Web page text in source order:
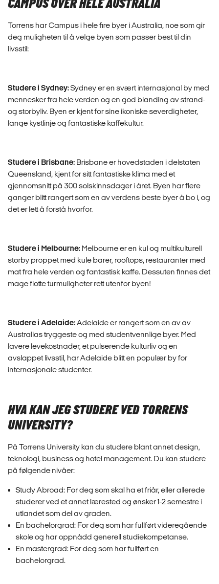
CAMPUS OVER HELE AUSTRALIA
Torrens har Campus i hele fire byer i Australia, noe som gir
deg muligheten til å velge byen som passer best til din
livsstil:
Studere i Sydney:Sydney er en svært internasjonal by med
mennesker fra hele verden og en god blanding av strand-
og storbyliv. Byen er kjent for sine ikoniske severdigheter,
lange kystlinje og fantastiske kaffekultur.
Studere i Brisbane: Brisbane er hovedstaden i delstaten
Queensland, kjent for sitt fantastiske klima med et
gjennomsnitt på 300 solskinnsdager i året. Byen har flere
ganger blitt rangert som en av verdens beste byer å bo i, og
det er lett å forstå hvorfor.
Studere i Melbourne: Melbourne er en kul og multikulturell
storby proppet med kule barer, rooftops, restauranter med
mat fra hele verden og fantastisk kaffe. Dessuten finnes det
mage flotte turmuligheter rett utenfor byen!
Studere i Adelaide:Adelaide er rangert som en av av
Australias tryggeste og med studentvennlige byer. Med
lavere levekostnader, et pulserende kulturliv og en
avslappet livsstil, har Adelaide blitt en populær by for
internasjonale studenter.
HVA KAN JEG STUDERE VED TORRENS
UNIVERSITY?
På Torrens University kan du studere blant annet design,
teknologi, business og hotel management. Du kan studere
på følgende nivåer:
Study Abroad: For deg som skal ha et friår, eller allerede
studerer ved et annet lærested og ønsker 1-2 semestre i
utlandet som del av graden.
En bachelorgrad: For deg som har fullført videregående
skole og har oppnådd generell studiekompetanse.
En mastergrad: For deg som har fullført en
bachelorgrad.